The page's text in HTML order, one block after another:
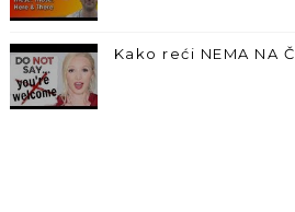
Kako reći NEMA NA